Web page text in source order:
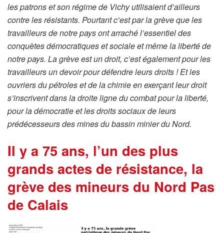
les patrons et son régime de Vichy utilisaient d’ailleurs
contre les résistants. Pourtant c’est par la grève que les
travailleurs de notre pays ont arraché l’essentiel des
conquètes démocratiques et sociale et même la liberté de
notre pays. La grève est un droit, c’est également pour les
travailleurs un devoir pour défendre leurs droits ! Et les
ouvriers du pétroles et de la chimie en exerçant leur droit
s’inscrivent dans la droite ligne du combat pour la liberté,
pour la démocratie et les droits sociaux de leurs
prédécesseurs des mines du bassin minier du Nord.
Il y a 75 ans, l’un des plus
grands actes de résistance, la
grève des mineurs du Nord Pas
de Calais